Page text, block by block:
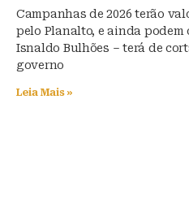
Campanhas de 2026 terão
pelo Planalto, e ainda podem
Isnaldo Bulhões – terá de
governo
Leia Mais »